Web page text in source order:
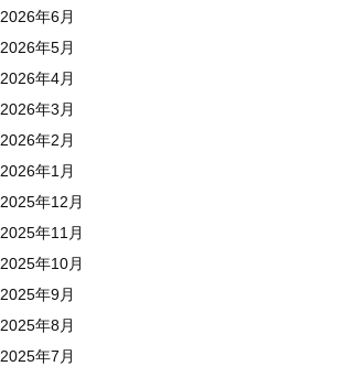
2026年6月
2026年5月
2026年4月
2026年3月
2026年2月
2026年1月
2025年12月
2025年11月
2025年10月
2025年9月
2025年8月
2025年7月